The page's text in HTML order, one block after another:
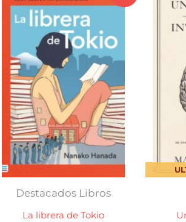
Destacados Libros
La librera de Tokio